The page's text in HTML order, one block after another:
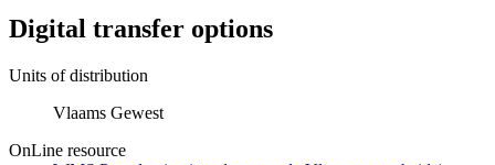
Digital transfer options
Units of distribution
Vlaams Gewest
OnLine resource